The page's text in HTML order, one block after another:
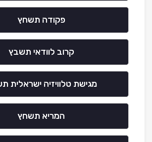
פקודה תשחץ
קרוב לוודאי תשבץ
מגישת טלוויזיה ישראלית
המריא תשחץ